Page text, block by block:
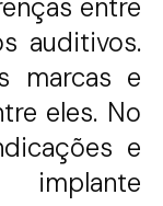
entre
auditivos.
marcas e
eles. No
e
implante